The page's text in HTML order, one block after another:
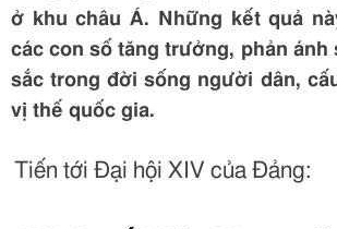
ở khu châu Á. Những kết quả
các con số tăng trưởng, phản ánh
sắc trong đời sống người dân,
vị thế quốc gia.
Tiến tới Đại hội XIV của Đảng: